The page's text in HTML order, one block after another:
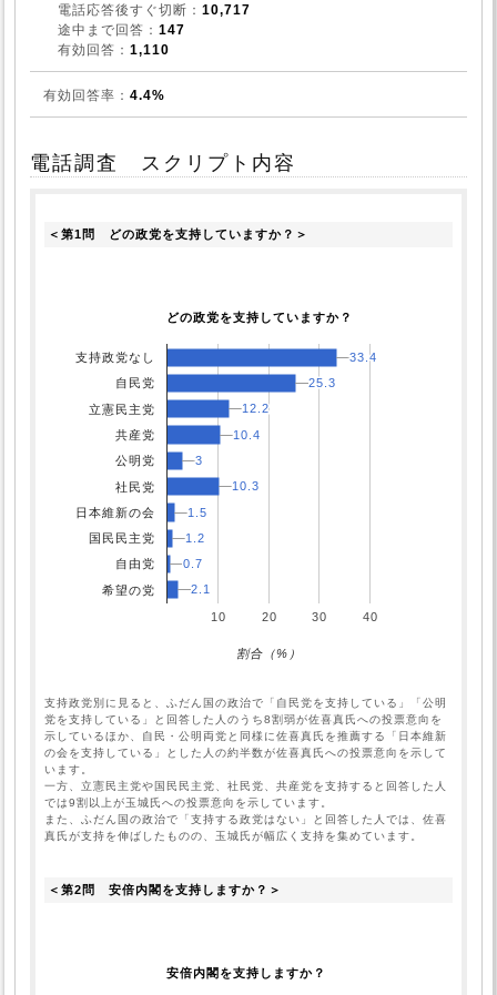
電話応答後すぐ切断： 10,717
途中まで回答： 147
有効回答： 1,110
有効回答率： 4.4%
電話調査 スクリプト内容
＜第1問　どの政党を支持していますか？＞
どの政党を支持していますか？
10 20 30 40
支持政党なし
自民党
立憲民主党
共産党
公明党
社民党
日本維新の会
国民民主党
自由党
希望の党
33.4
33.4
25.3
25.3
12.2
12.2
10.4
10.4
3
3
10.3
10.3
1.5
1.5
1.2
1.2
0.7
0.7
2.1
2.1
割合（%）
支持政党別に見ると、ふだん国の政治で「自民党を支持している」「公明
党を支持している」と回答した人のうち8割弱が佐喜真氏への投票意向を
示しているほか、自民・公明両党と同様に佐喜真氏を推薦する「日本維新
の会を支持している」とした人の約半数が佐喜真氏への投票意向を示して
います。
一方、立憲民主党や国民民主党、社民党、共産党を支持すると回答した人
では9割以上が玉城氏への投票意向を示しています。
また、ふだん国の政治で「支持する政党はない」と回答した人では、佐喜
真氏が支持を伸ばしたものの、玉城氏が幅広く支持を集めています。
＜第2問　安倍内閣を支持しますか？＞
安倍内閣を支持しますか？